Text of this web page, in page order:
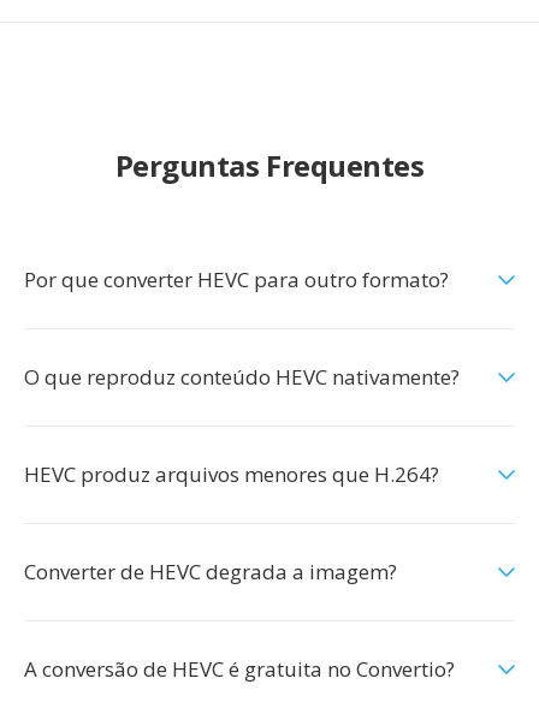
Perguntas Frequentes
Por que converter HEVC para outro formato?
O que reproduz conteúdo HEVC nativamente?
HEVC produz arquivos menores que H.264?
Converter de HEVC degrada a imagem?
A conversão de HEVC é gratuita no Convertio?